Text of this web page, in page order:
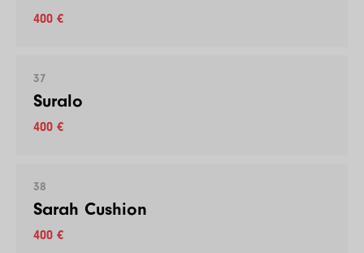
400 €
37
Suralo
400 €
38
Sarah Cushion
400 €